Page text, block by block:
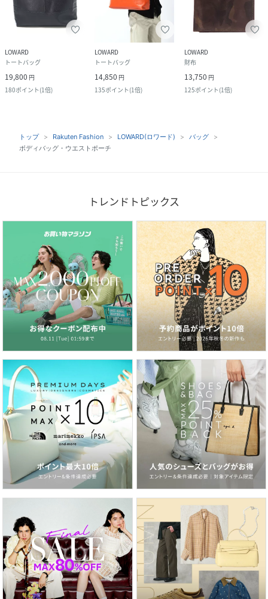
LOWARD
トートバッグ
19,800 円
180ポイント(1倍)
LOWARD
トートバッグ
14,850 円
135ポイント(1倍)
LOWARD
財布
13,750 円
125ポイント(1倍)
トップ Rakuten Fashion LOWARD(ロワード)
バッグ
ボディバッグ・ウエストポーチ
トレンドトピックス